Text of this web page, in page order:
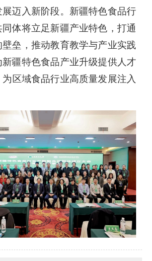
迈入新阶段。新疆特色食品行
体将立足新疆产业特色，打通
垒，推动教育教学与产业实践
疆特色食品产业升级提供人才
为区域食品行业高质量发展注入